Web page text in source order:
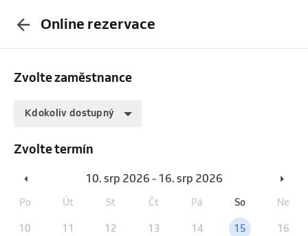
Online rezervace
Zvolte zaměstnance
Kdokoliv dostupný
Zvolte termín
10. srp 2026 - 16. srp 2026
Po Út St Čt Pá So Ne
10 11 12 13 14 15 16